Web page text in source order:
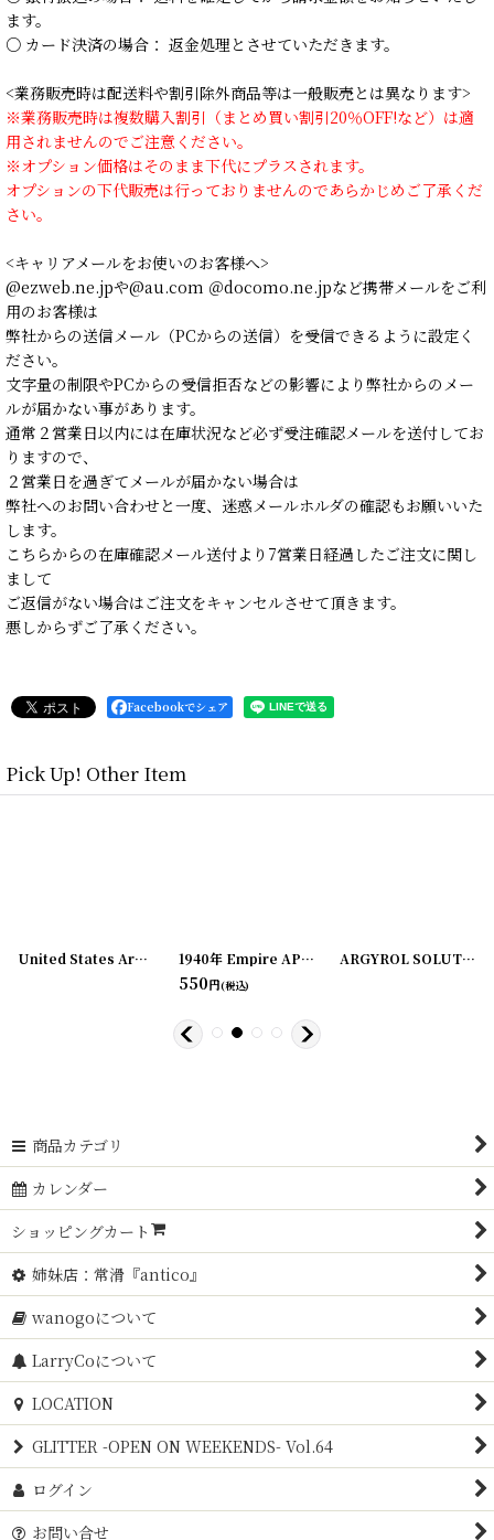
ます。
○ カード決済の場合： 返金処理とさせていただきます。
<業務販売時は配送料や割引除外商品等は一般販売とは異なります>
※業務販売時は複数購入割引（まとめ買い割引20％OFF!など）は適
用されませんのでご注意ください。
※オプション価格はそのまま下代にプラスされます。
オプションの下代販売は行っておりませんのであらかじめご了承くだ
さい。
<キャリアメールをお使いのお客様へ>
@ezweb.ne.jpや@au.com ＠docomo.ne.jpなど携帯メールをご利
用のお客様は
弊社からの送信メール（PCからの送信）を受信できるように設定く
ださい。
文字量の制限やPCからの受信拒否などの影響により弊社からのメー
ルが届かない事があります。
通常２営業日以内には在庫状況など必ず受注確認メールを送付してお
りますので、
２営業日を過ぎてメールが届かない場合は
弊社へのお問い合わせと一度、迷惑メールホルダの確認もお願いいた
します。
こちらからの在庫確認メール送付より7営業日経過したご注文に関し
まして
ご返信がない場合はご注文をキャンセルさせて頂きます。
悪しからずご了承ください。
Facebookでシェア
Pick Up! Other Item
200601-5] [200601-3]
United States Armed Forces Institute 封筒レポート紙SET [ 200601-4
1940年 Empire APPLE CRESCENT 木箱ラベル
550円(税込)
ARGYROL SOLUTION ラベル3枚セット
商品カテゴリ
カレンダー
ショッピングカート
姉妹店：常滑『antico』
wanogoについて
LarryCoについて
LOCATION
GLITTER -OPEN ON WEEKENDS- Vol.64
ログイン
お問い合せ